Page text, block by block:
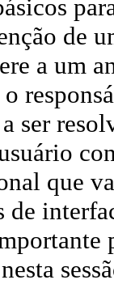
de
a um
ser
que
de